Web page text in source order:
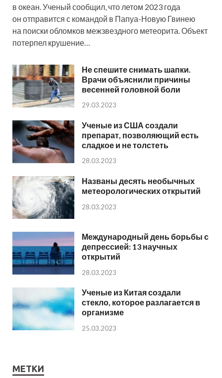
в океан. Ученый сообщил, что летом 2023 года
он отправится с командой в Папуа-Новую Гвинею
на поиски обломков межзвездного метеорита. Объект
потерпел крушение…
Не спешите снимать шапки.
Врачи объяснили причины
весенней головной боли
29.03.2023
Ученые из США создали
препарат, позволяющий есть
сладкое и не толстеть
28.03.2023
Названы десять необычных
метеорологических открытий
28.03.2023
Международный день борьбы с
депрессией: 13 научных
открытий
28.03.2023
Ученые из Китая создали
стекло, которое разлагается в
организме
25.03.2023
МЕТКИ